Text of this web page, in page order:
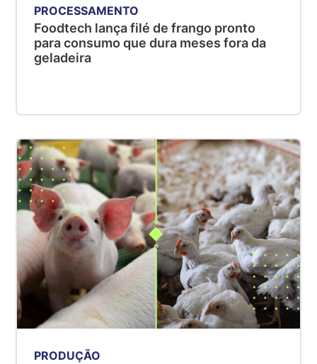
PROCESSAMENTO
Foodtech lança filé de frango pronto
para consumo que dura meses fora da
geladeira
PRODUÇÃO